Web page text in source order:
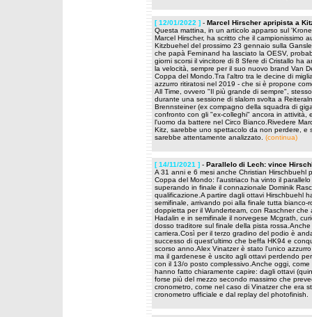
[ 12/01/2022 ] - Marcel Hirscher apripista a
Questa mattina, in un articolo apparso sul
Marcel Hirscher, ha scritto che il campionissimo
Kitzbuehel del prossimo 23 gennaio sulla
che papà Ferninand ha lasciato la OESV,
giorni scorsi il vincitore di 8 Sfere di Cristallo ha
la velocità, sempre per il suo nuovo brand Van
Coppa del Mondo.Tra l'altro tra le decine di
azzurro ritiratosi nel 2019 - che si è propone
All Time, ovvero "Il più grande di sempre",
durante una sessione di slalom svolta a
Brennsteiner (ex compagno della squadra di
confronto con gli "ex-colleghi" ancora in attività,
l'uomo da battere nel Circo Bianco.Rivedere
Kitz, sarebbe uno spettacolo da non perdere, e
sarebbe attentamente analizzato. (continua)
[ 14/11/2021 ] - Parallelo di Lech: vince
A 31 anni e 6 mesi anche Christian Hirschbuehl
Coppa del Mondo: l'austriaco ha vinto il
superando in finale il connazionale Dominik
qualificazione.A partire dagli ottavi Hirschbuehl
semifinale, arrivando poi alla finale tutta
doppietta per il Wunderteam, con Raschner
Hadalin e in semifinale il norvegese Mcgrath,
dosso traditore sul finale della pista
carriera.Così per il terzo gradino del podio è
successo di quest'ultimo che beffa HK94 e
scorso anno.Alex Vinatzer è stato l'unico
ma il gardenese è uscito agli ottavi perdendo
con il 13/o posto complessivo.Anche oggi,
hanno fatto chiaramente capire: dagli ottavi
forse più del mezzo secondo massimo che
cronometro, come nel caso di Vinatzer che era
cronometro ufficiale e dal replay del photofinish.